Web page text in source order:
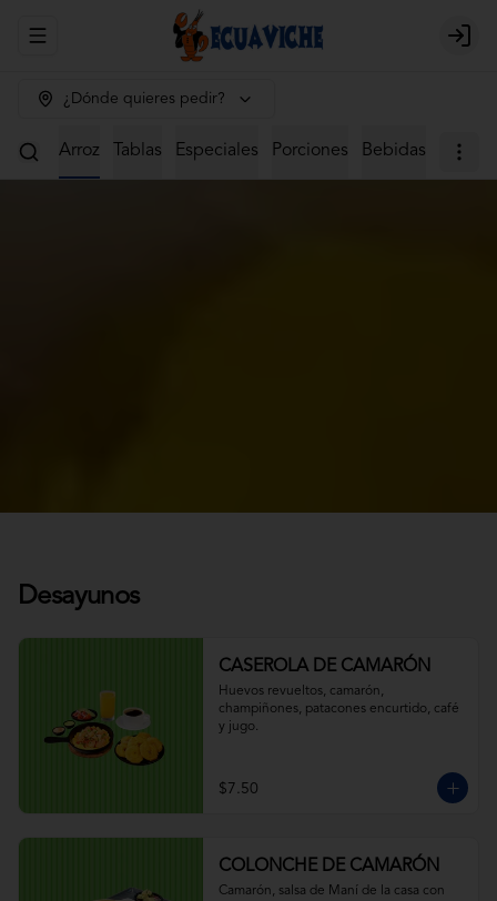
Abrir menu de navegación Login
¿Dónde quieres pedir?
Arroz Tablas Especiales Porciones Bebidas
Desayunos
CASEROLA DE CAMARÓN
Huevos revueltos, camarón,
champiñones, patacones encurtido, café
y jugo.
$7.50
COLONCHE DE CAMARÓN
Camarón, salsa de Maní de la casa con